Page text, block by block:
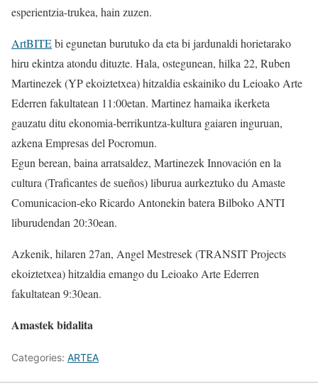
esperientzia-trukea, hain zuzen.
ArtBITEbi egunetan burutuko da eta bi jardunaldi horietarako
hiru ekintza atondu dituzte. Hala, ostegunean, hilka 22, Ruben
Martinezek (YP ekoiztetxea) hitzaldia eskainiko du Leioako Arte
Ederren fakultatean 11:00etan. Martinez hamaika ikerketa
gauzatu ditu ekonomia-berrikuntza-kultura gaiaren inguruan,
azkena Empresas del Pocromun.
Egun berean, baina arratsaldez, Martinezek Innovación en la
cultura (Traficantes de sueños) liburua aurkeztuko du Amaste
Comunicacion-eko Ricardo Antonekin batera Bilboko ANTI
liburudendan 20:30ean.
Azkenik, hilaren 27an, Angel Mestresek (TRANSIT Projects
ekoiztetxea) hitzaldia emango du Leioako Arte Ederren
fakultatean 9:30ean.
Amastek bidalita
Categories: ARTEA